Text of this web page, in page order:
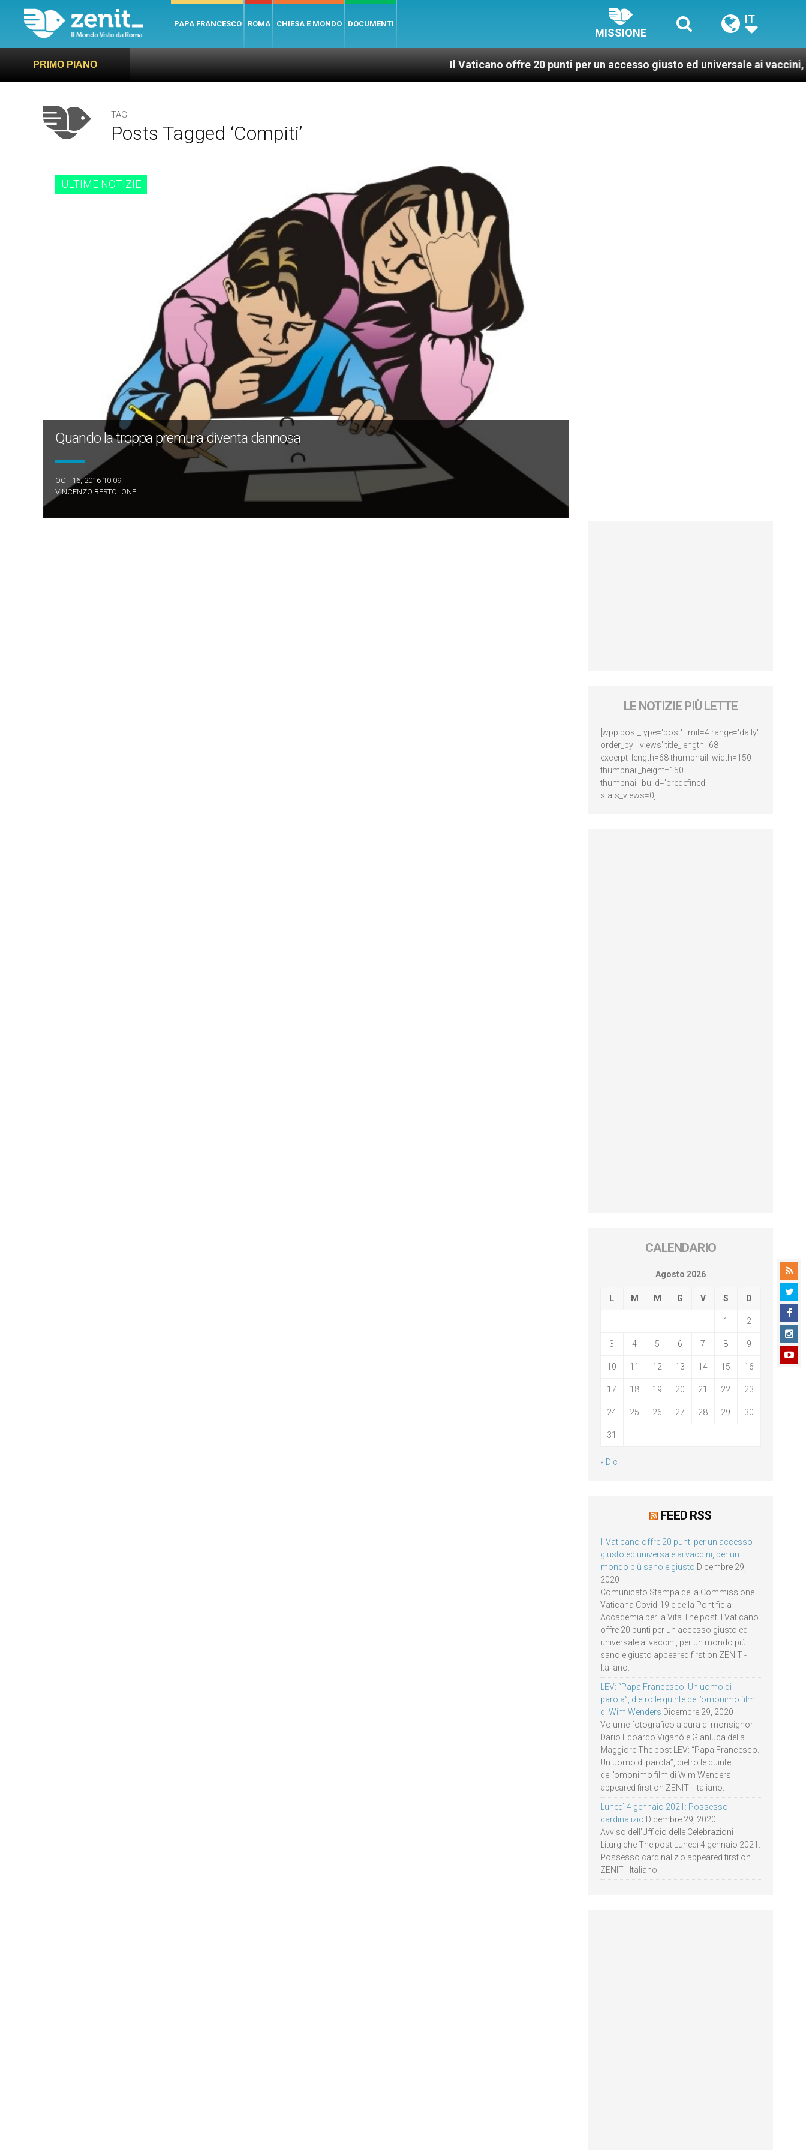
PAPA FRANCESCO ROMA CHIESA E MONDO DOCUMENTI
MISSIONE
IT
PRIMO PIANO Il Vaticano offre 20 punti per un accesso giusto ed universale ai vaccini, per un
TAG
Posts Tagged ‘compiti’
ULTIME NOTIZIE
Quando la troppa premura diventa dannosa
OCT 16, 2016 10:09
VINCENZO BERTOLONE
LE NOTIZIE PIÙ LETTE
[wpp post_type='post' limit=4 range='daily'
order_by='views' title_length=68
excerpt_length=68 thumbnail_width=150
thumbnail_height=150
thumbnail_build='predefined'
stats_views=0]
CALENDARIO
Agosto 2026
L M M G V S D
1 2
3 4 5 6 7 8 9
10 11 12 13 14 15 16
17 18 19 20 21 22 23
24 25 26 27 28 29 30
31
« Dic
FEED RSS
Il Vaticano offre 20 punti per un accesso
giusto ed universale ai vaccini, per un
mondo più sano e giusto Dicembre 29,
2020
Comunicato Stampa della Commissione
Vaticana Covid-19 e della Pontificia
Accademia per la Vita The post Il Vaticano
offre 20 punti per un accesso giusto ed
universale ai vaccini, per un mondo più
sano e giusto appeared first on ZENIT -
Italiano.
LEV: “Papa Francesco. Un uomo di
parola”, dietro le quinte dell’omonimo film
di Wim Wenders Dicembre 29, 2020
Volume fotografico a cura di monsignor
Dario Edoardo Viganò e Gianluca della
Maggiore The post LEV: “Papa Francesco.
Un uomo di parola”, dietro le quinte
dell’omonimo film di Wim Wenders
appeared first on ZENIT - Italiano.
Lunedì 4 gennaio 2021: Possesso
cardinalizio Dicembre 29, 2020
Avviso dell’Ufficio delle Celebrazioni
Liturgiche The post Lunedì 4 gennaio 2021:
Possesso cardinalizio appeared first on
ZENIT - Italiano.